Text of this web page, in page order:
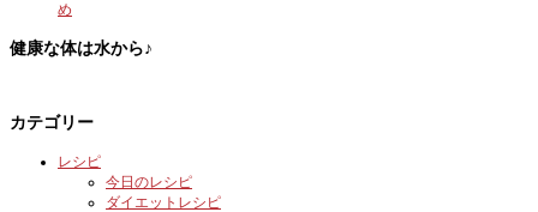
め
健康な体は水から♪
カテゴリー
レシピ
今日のレシピ
ダイエットレシピ